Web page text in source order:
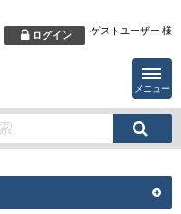
ログイン ゲストユーザー 様
メニュー